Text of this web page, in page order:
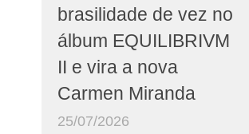
brasilidade de vez no
álbum EQUILIBRIVM
II e vira a nova
Carmen Miranda
25/07/2026